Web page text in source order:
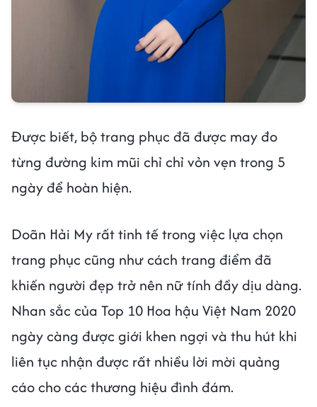
Được biết, bộ trang phục đã được may đo
từng đường kim mũi chỉ chỉ vỏn vẹn trong 5
ngày để hoàn hiện.
Doãn Hải My rất tinh tế trong việc lựa chọn
trang phục cũng như cách trang điểm đã
khiến người đẹp trở nên nữ tính đầy dịu dàng.
Nhan sắc của Top 10 Hoa hậu Việt Nam 2020
ngày càng được giới khen ngợi và thu hút khi
liên tục nhận được rất nhiều lời mời quảng
cáo cho các thương hiệu đình đám.